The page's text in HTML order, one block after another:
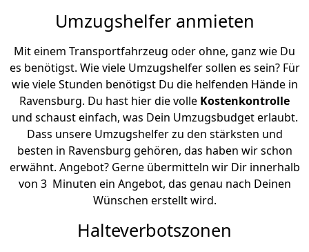
Umzugshelfer anmieten
Mit einem Transportfahrzeug oder ohne, ganz wie Du
es benötigst. Wie viele Umzugshelfer sollen es sein? Für
wie viele Stunden benötigst Du die helfenden Hände in
Ravensburg. Du hast hier die volle Kostenkontrolle
und schaust einfach, was Dein Umzugsbudget erlaubt.
Dass unsere Umzugshelfer zu den stärksten und
besten in Ravensburg gehören, das haben wir schon
erwähnt. Angebot? Gerne übermitteln wir Dir innerhalb
von 3 Minuten ein Angebot, das genau nach Deinen
Wünschen erstellt wird.
Halteverbotszonen